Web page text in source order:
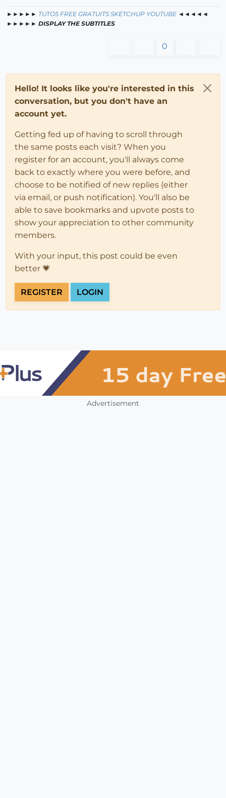
►►►►► TUTOS FREE GRATUITS SKETCHUP YOUTUBE ◄◄◄◄◄
►►►►► DISPLAY THE SUBTITLES
0
Hello! It looks like you're interested in this
conversation, but you don't have an
account yet.
Getting fed up of having to scroll through
the same posts each visit? When you
register for an account, you'll always come
back to exactly where you were before, and
choose to be notified of new replies (either
via email, or push notification). You'll also be
able to save bookmarks and upvote posts to
show your appreciation to other community
members.
With your input, this post could be even
better 💗
REGISTER LOGIN
Advertisement